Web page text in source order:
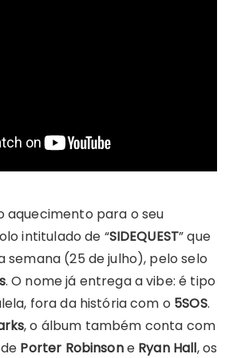
aquecimento para o seu
intitulado de “SIDEQUEST” que
semana (25 de julho), pelo selo
. O nome já entrega a vibe: é tipo
fora da história com o 5SOS.
, o álbum também conta com
Porter Robinsone Ryan Hall, os